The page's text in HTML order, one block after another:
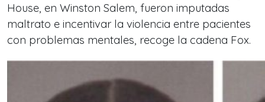
House, en Winston Salem, fueron imputadas
maltrato e incentivar la violencia entre pacientes
con problemas mentales, recoge la cadena Fox.